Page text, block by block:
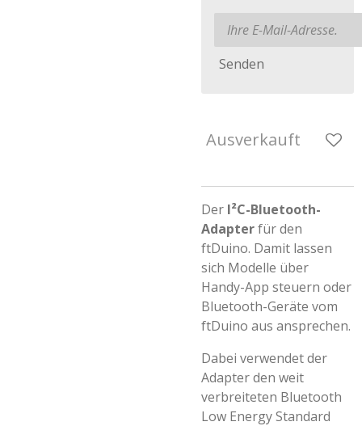
Senden
Ausverkauft
Der I²C-Bluetooth-
Adapterfür den
ftDuino. Damit lassen
sich Modelle über
Handy-App steuern oder
Bluetooth-Geräte vom
ftDuino aus ansprechen.
Dabei verwendet der
Adapter den weit
verbreiteten Bluetooth
Low Energy Standard